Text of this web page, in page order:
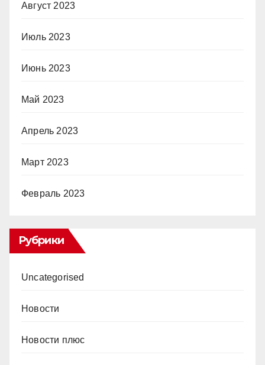
Август 2023
Июль 2023
Июнь 2023
Май 2023
Апрель 2023
Март 2023
Февраль 2023
Рубрики
Uncategorised
Новости
Новости плюс